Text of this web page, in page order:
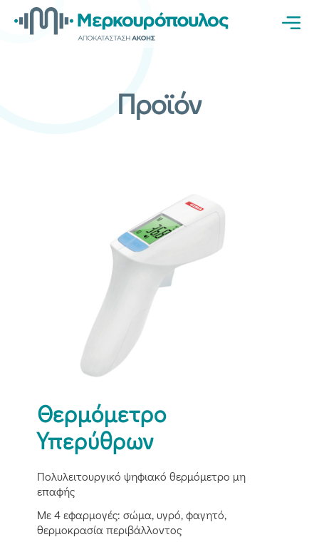
Προϊόν
Θερμόμετρο
Υπερύθρων
Πολυλειτουργικό ψηφιακό θερμόμετρο μη
επαφής
Με 4 εφαρμογές: σώμα, υγρό, φαγητό,
θερμοκρασία περιβάλλοντος